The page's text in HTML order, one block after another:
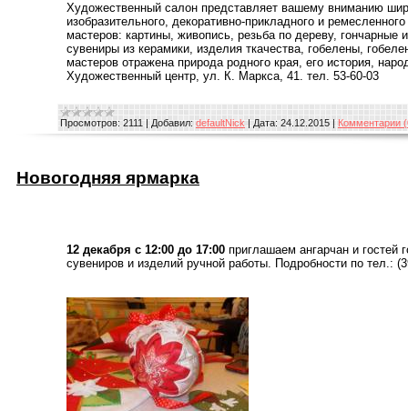
Художественный салон представляет вашему вниманию
изобразительного, декоративно-прикладного и
мастеров: картины, живопись, резьба по дереву, гончарные
сувениры из керамики, изделия ткачества, гобелены,
мастеров отражена природа родного края, его история,
Художественный центр, ул. К. Маркса, 41. тел. 53-60-03
Просмотров: 2111 Добавил: defaultNick Дата: 24.12.2015 Комментарии
Новогодняя ярмарка
12 декабря с 12:00 до 17:00 приглашаем ангарчан и гостей
сувениров и изделий ручной работы. Подробности по тел.: